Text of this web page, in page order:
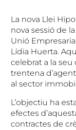
La nova Llei
nova sessió de
Unió
Lídia Huerta.
celebrat a la seu
trentena
al sector
L’objectiu ha
efectes
contractes de